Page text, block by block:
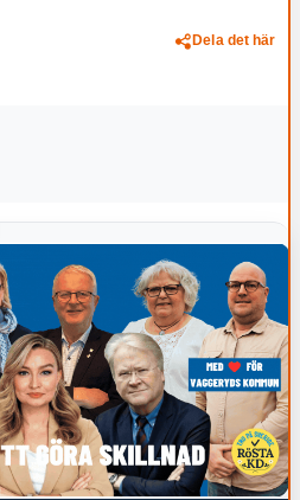
Dela det här